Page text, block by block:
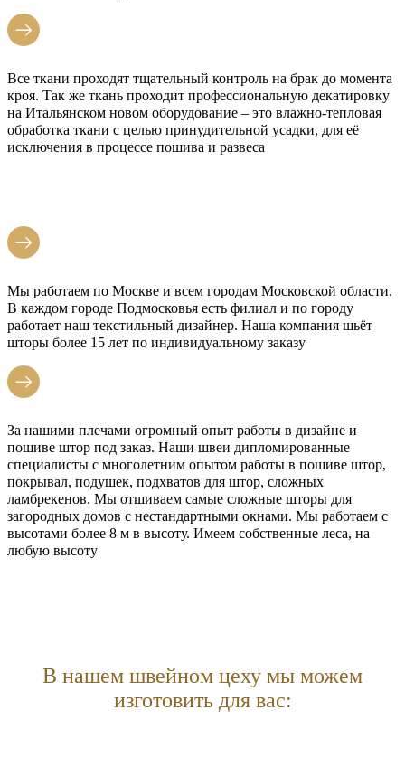
Все ткани проходят тщательный контроль на брак до момента
кроя. Так же ткань проходит профессиональную декатировку
на Итальянском новом оборудование – это влажно-тепловая
обработка ткани с целью принудительной усадки, для её
исключения в процессе пошива и развеса
Мы работаем по Москве и всем городам Московской области.
В каждом городе Подмосковья есть филиал и по городу
работает наш текстильный дизайнер. Наша компания шьёт
шторы более 15 лет по индивидуальному заказу
За нашими плечами огромный опыт работы в дизайне и
пошиве штор под заказ. Наши швеи дипломированные
специалисты с многолетним опытом работы в пошиве штор,
покрывал, подушек, подхватов для штор, сложных
ламбрекенов. Мы отшиваем самые сложные шторы для
загородных домов с нестандартными окнами. Мы работаем с
высотами более 8 м в высоту. Имеем собственные леса, на
любую высоту
В нашем швейном цеху мы можем
изготовить для вас: